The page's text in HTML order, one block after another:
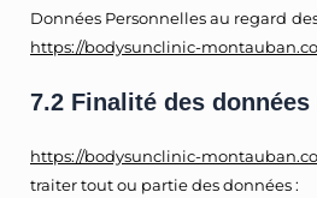
Données Personnelles au regard
https://bodysunclinic-
7.2 Finalité des
https://bodysunclinic-
traiter tout ou partie des données :